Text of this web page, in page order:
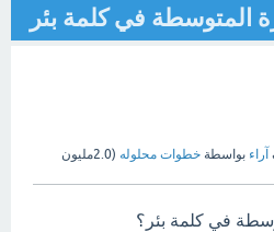
المتوسطة في كلمة بئر
آراء بواسطة خطوات محلوله (2.0مليون
في كلمة بئر؟